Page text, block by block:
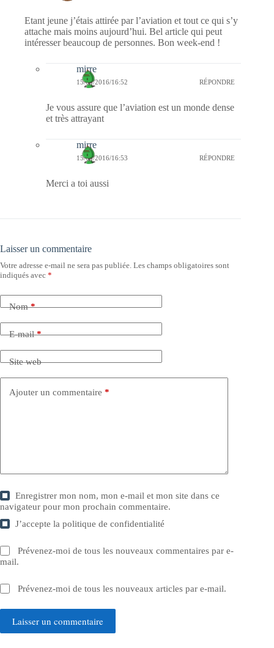
Etant jeune j’étais attirée par l’aviation et tout ce qui s’y
attache mais moins aujourd’hui. Bel article qui peut
intéresser beaucoup de personnes. Bon week-end !
mirre
15/04/2016/16:52 RÉPONDRE
Je vous assure que l’aviation est un monde dense
et très attrayant
mirre
15/04/2016/16:53 RÉPONDRE
Merci a toi aussi
Laisser un commentaire
Votre adresse e-mail ne sera pas publiée. Les champs obligatoires sont
indiqués avec *
Nom*
E-mail*
Site web
Ajouter un commentaire *
Enregistrer mon nom, mon e-mail et mon site dans ce
navigateur pour mon prochain commentaire.
J’accepte lapolitique de confidentialité
Prévenez-moi de tous les nouveaux commentaires par e-
mail.
Prévenez-moi de tous les nouveaux articles par e-mail.
Laisser un commentaire